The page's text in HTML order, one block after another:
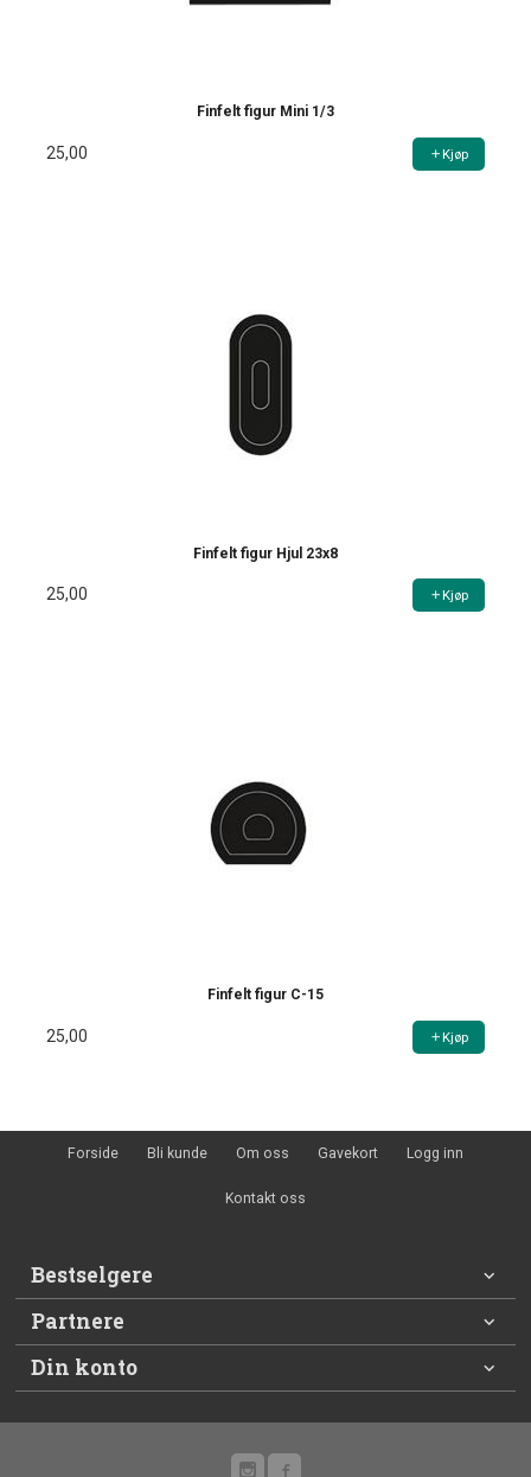
Finfelt figur Mini 1/3
25,00 Kjøp
Finfelt figur Hjul 23x8
25,00 Kjøp
Finfelt figur C-15
25,00 Kjøp
Forside Bli kunde Om oss Gavekort Logg inn
Kontakt oss
Bestselgere
Partnere
Din konto